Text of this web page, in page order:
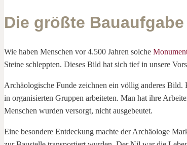
Die größte
Wie haben Menschen vor 4.500 Jahren solche
Steine schleppten. Dieses Bild hat sich tief in unsere
Archäologische Funde zeichnen ein völlig anderes
in organisierten Gruppen arbeiteten. Man hat ihre
Menschen wurden versorgt, nicht ausgebeutet.
Eine besondere Entdeckung machte der Archäologe